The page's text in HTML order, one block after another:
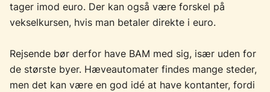
tager imod euro. Der kan også være forskel på
vekselkursen, hvis man betaler direkte i euro.
Rejsende bør derfor have BAM med sig, især uden for
de største byer. Hæveautomater findes mange steder,
men det kan være en god idé at have kontanter, fordi